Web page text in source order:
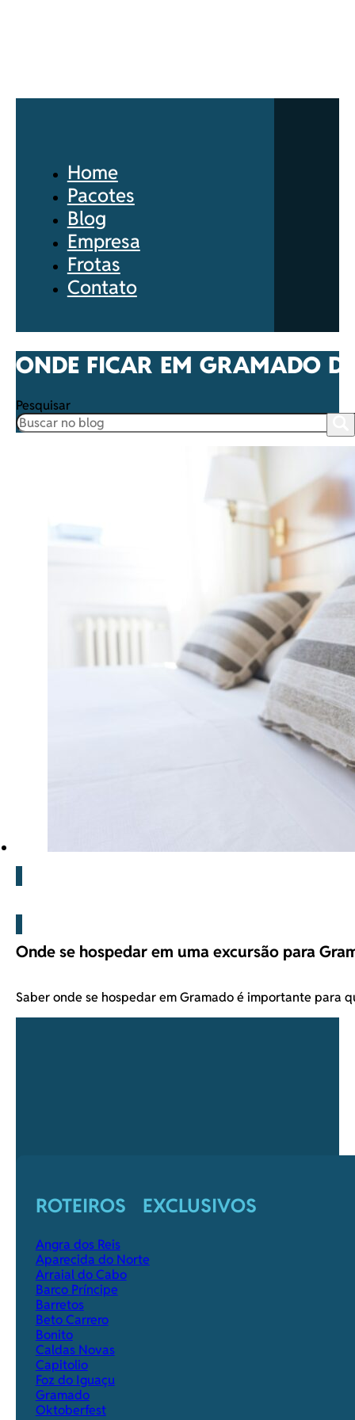
Home
Pacotes
Blog
Empresa
Frotas
Contato
ONDE FICAR EM GRAMADO
Pesquisar
Onde se hospedar em uma excursão para
Saber onde se hospedar em Gramado é importante para
ROTEIROS EXCLUSIVOS
Angra dos Reis
Aparecida do Norte
Arraial do Cabo
Barco Príncipe
Barretos
Beto Carrero
Bonito
Caldas Novas
Capitolio
Foz do Iguaçu
Gramado
Oktoberfest